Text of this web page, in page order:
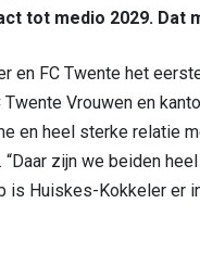
tot medio 2029. Dat
en FC Twente het
Vrouwen en
en heel sterke relatie
“Daar zijn we beiden
is Huiskes-Kokkeler er